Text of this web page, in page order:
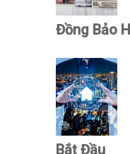
Đồng Bảo
Bắt Đầu